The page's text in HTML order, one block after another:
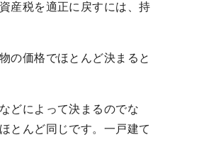
産税を適正に戻すには、持
の価格でほとんど決まると
どによって決まるのでな
とんど同じです。一戸建て